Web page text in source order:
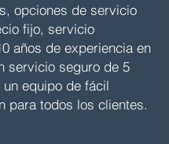
opciones de servicio
fijo, servicio
años de experiencia en
servicio seguro de 5
equipo de fácil
para todos los clientes.